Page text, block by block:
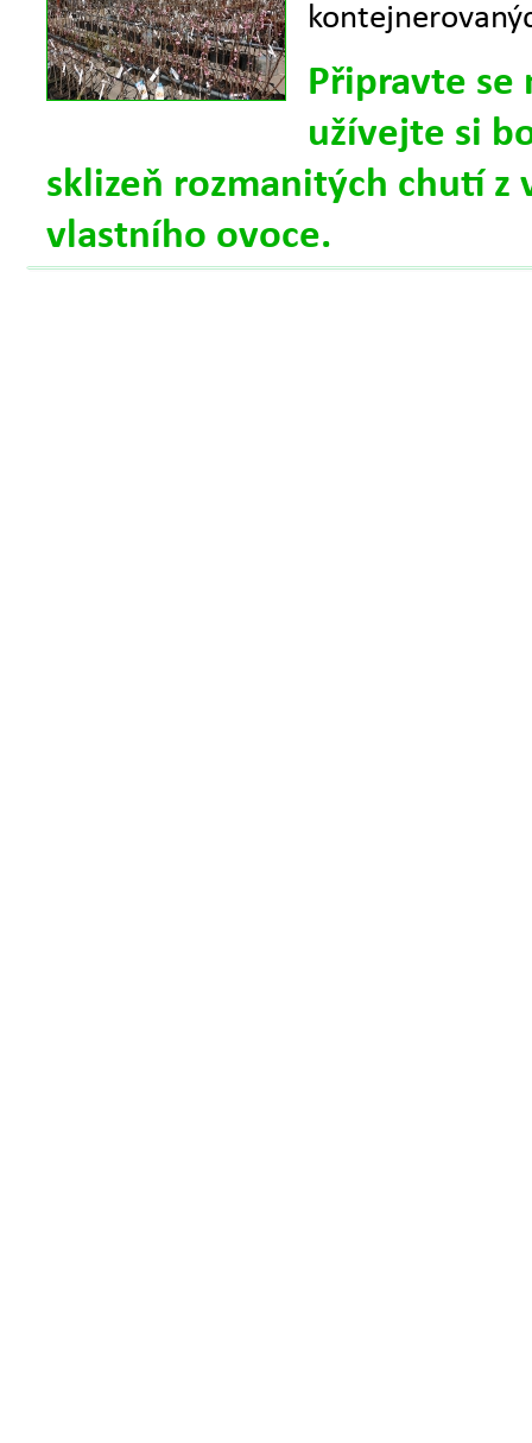
Připravte se
užívejte si
sklizeň rozmanitých chutí z
vlastního ovoce.